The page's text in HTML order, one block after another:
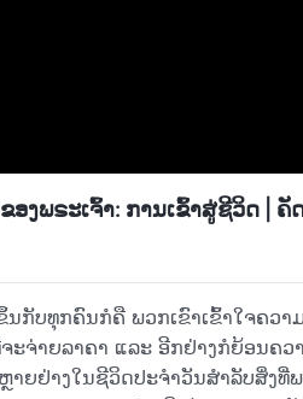
ອງພຣະເຈົ້າ: ການເຂົ້າສູ່ຊີວິດ | ຄັ
ນກັບທຸກຄົນກໍຄື ພວກເຂົາເຂົ້າໃຈຄວ
ະຈ່າຍລາຄາ ແລະ ອີກຢ່າງກໍຍ້ອນຄວ
າຍຢ່າງໃນຊີວິດປະຈຳວັນສຳລັບສິ່ງທີ່